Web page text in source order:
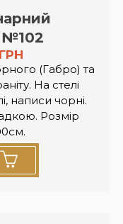
№102
(Габро) та
На стелі
написи чорні.
Розмір